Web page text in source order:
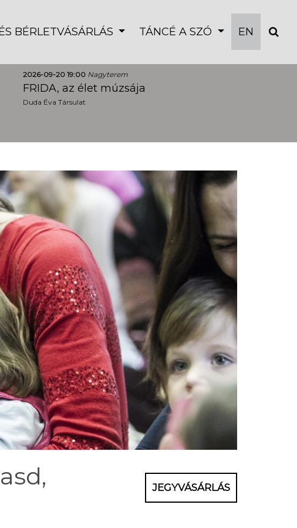
BÉRLETVÁSÁRLÁS TÁNCÉ A SZÓ EN
2026-09-20 19:00 Nagyterem
FRIDA, az élet múzsája
Duda Éva Társulat
JEGYVÁSÁRLÁS